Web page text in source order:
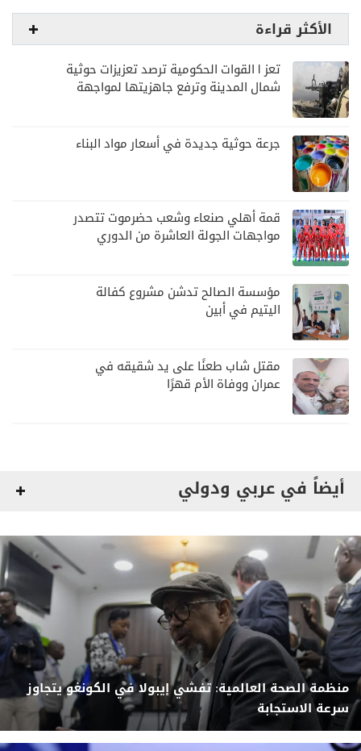
الأكثر قراءة
تعز | القوات الحكومية ترصد تعزيزات حوثية
شمال المدينة وترفع جاهزيتها لمواجهة
جرعة حوثية جديدة في أسعار مواد البناء
قمة أهلي صنعاء وشعب حضرموت تتصدر
مواجهات الجولة العاشرة من الدوري
مؤسسة الصالح تدشن مشروع كفالة
اليتيم في أبين
مقتل شاب طعنًا على يد شقيقه في
عمران ووفاة الأم قهرًا
أيضاً في عربي ودولي
منظمة الصحة العالمية: تفشي إيبولا في الكونغو يتجاوز
سرعة الاستجابة